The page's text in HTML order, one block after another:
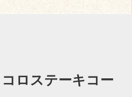
ロステーキコー